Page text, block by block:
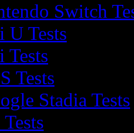
Switch
U Tests
Tests
Tests
Stadia Tests